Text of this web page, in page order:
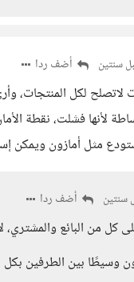
سنتين أضف ردا
لأنها فشلت، نقطة
مثل أمازون ويمكن
سنتين أضف ردا
كل من البائع
وسيطًا بين الطرفين بكل